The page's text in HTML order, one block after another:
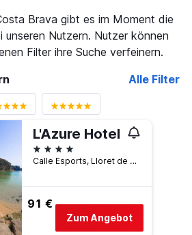
Brava gibt es im Moment die
Nutzern. Nutzer können
Filter ihre Suche verfeinern.
Alle Filter
L'Azure Hotel
4 Sterne
Calle Esports, Lloret de Mar, Katalonien, Spanien
91 €
Zum Angebot